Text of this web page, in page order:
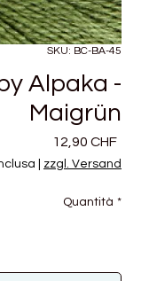
SKU: BC-BA-45
Alpaka -
Maigrün
12,90 CHFPrezzo
zzgl. Versand
Quantità *